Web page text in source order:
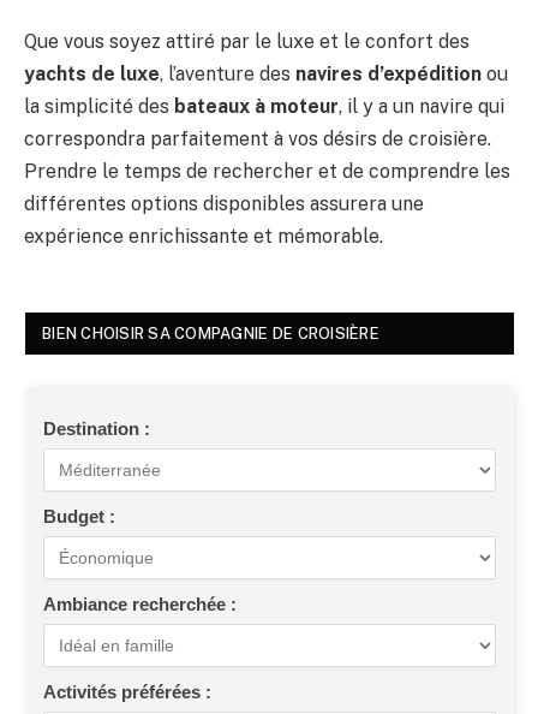
Que vous soyez attiré par le luxe et le confort des
yachts de luxe, l’aventure des navires d’expédition ou
la simplicité des bateaux à moteur, il y a un navire qui
correspondra parfaitement à vos désirs de croisière.
Prendre le temps de rechercher et de comprendre les
différentes options disponibles assurera une
expérience enrichissante et mémorable.
BIEN CHOISIR SA COMPAGNIE DE CROISIÈRE
Destination :
Budget :
Ambiance recherchée :
Activités préférées :